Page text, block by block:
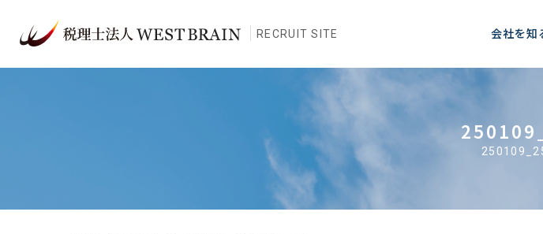
RECRUIT SITE 会社を知